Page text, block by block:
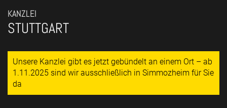
KANZLEI
STUTTGART
Unsere Kanzlei gibt es jetzt gebündelt an einem Ort – ab
1.11.2025 sind wir ausschließlich in Simmozheim für Sie
da